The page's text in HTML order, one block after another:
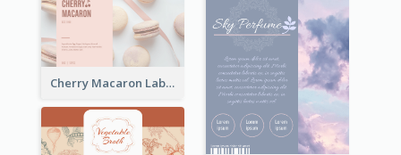
Cherry Macaron Label